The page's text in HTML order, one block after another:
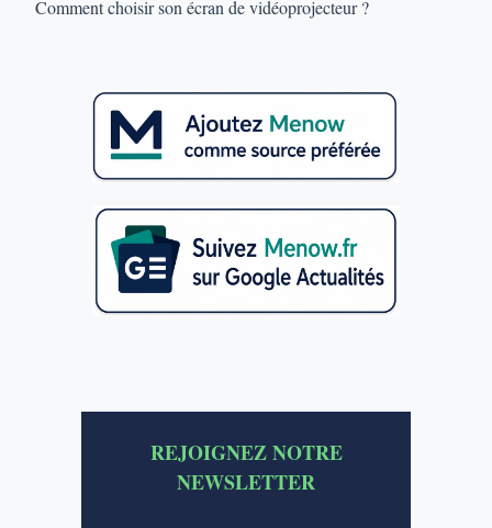
Comment choisir son écran de vidéoprojecteur ?
REJOIGNEZ NOTRE
NEWSLETTER